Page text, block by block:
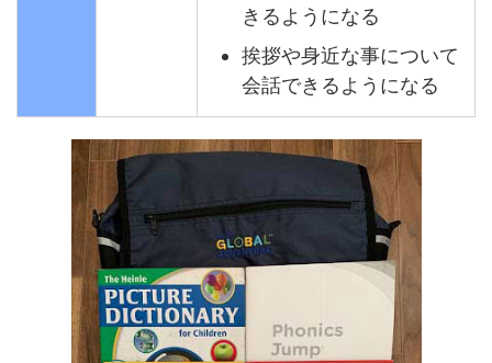
きるようになる
挨拶や身近な事について
会話できるようになる